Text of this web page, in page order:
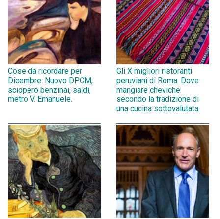
Cose da ricordare per
Dicembre. Nuovo DPCM,
sciopero benzinai, saldi,
metro V. Emanuele.
Gli X migliori ristoranti
peruviani di Roma. Dove
mangiare cheviche
secondo la tradizione di
una cucina sottovalutata.